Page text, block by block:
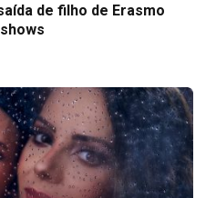
de filho de Erasmo